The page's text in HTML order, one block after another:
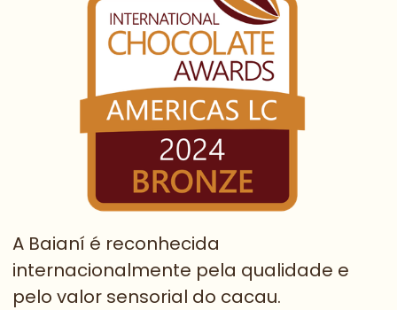
A Baianí é reconhecida
internacionalmente pela qualidade e
pelo valor sensorial do cacau.